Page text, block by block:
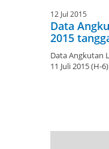
12 Jul 2015
Data
2015
Data Angkutan
11 Juli 2015 (H-